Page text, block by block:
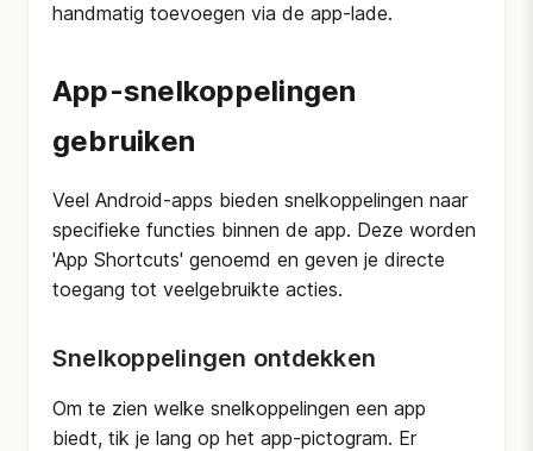
handmatig toevoegen via de app-lade.
App-snelkoppelingen
gebruiken
Veel Android-apps bieden snelkoppelingen naar
specifieke functies binnen de app. Deze worden
'App Shortcuts' genoemd en geven je directe
toegang tot veelgebruikte acties.
Snelkoppelingen ontdekken
Om te zien welke snelkoppelingen een app
biedt, tik je lang op het app-pictogram. Er